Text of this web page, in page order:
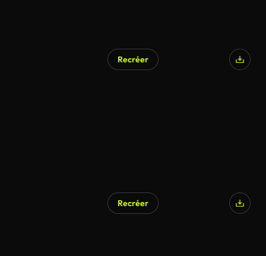
Recréer
Recréer